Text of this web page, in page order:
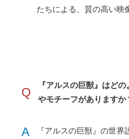
たちによる、質の高い映
Q
『アルスの巨獣』はど
やモチーフがありますか
A
『アルスの巨獣』の世